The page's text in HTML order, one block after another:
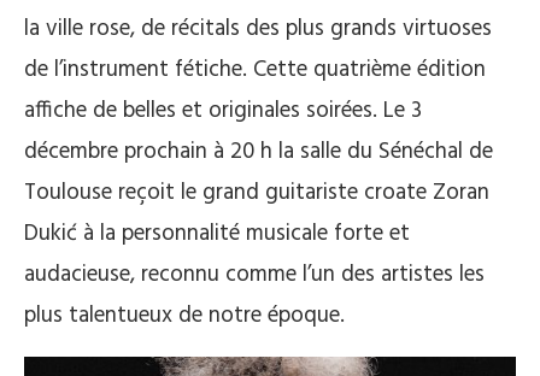
la ville rose, de récitals des plus grands virtuoses
de l’instrument fétiche. Cette quatrième édition
affiche de belles et originales soirées. Le 3
décembre prochain à 20 h la salle du Sénéchal de
Toulouse reçoit le grand guitariste croate Zoran
Dukić à la personnalité musicale forte et
audacieuse, reconnu comme l’un des artistes les
plus talentueux de notre époque.